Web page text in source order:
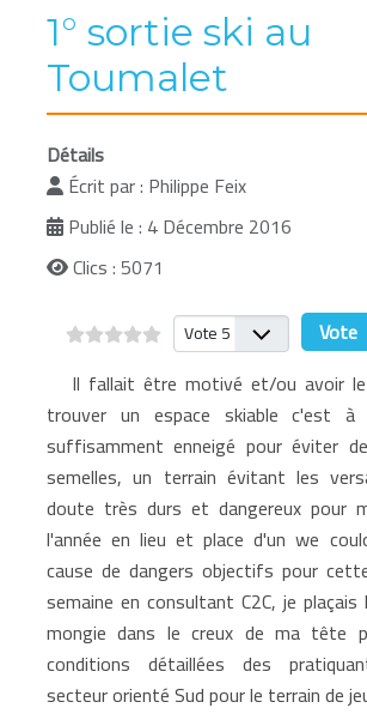
1° sortie ski au
Toumalet
Détails
Écrit par : Philippe Feix
Publié le : 4 Décembre 2016
Clics : 5071
Veuillez voter
Il fallait être motivé et/ou avoir le
trouver un espace skiable c'est
suffisamment enneigé pour éviter
semelles, un terrain évitant les
doute très durs et dangereux pour
l'année en lieu et place d'un we
cause de dangers objectifs pour
semaine en consultant C2C, je
mongie dans le creux de ma tête
conditions détaillées des
secteur orienté Sud pour le terrain de